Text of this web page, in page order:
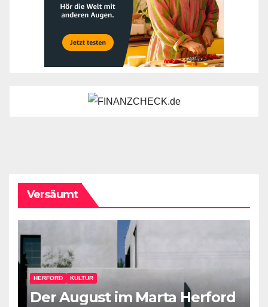
Versäumt
HERFORD KULTUR
Der August im Marta Herford